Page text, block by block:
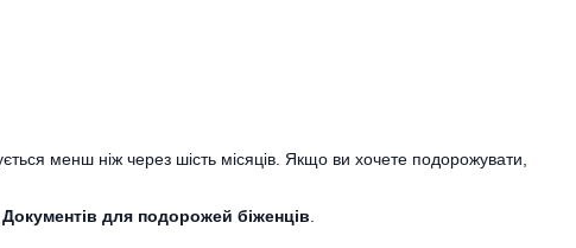
менш ніж через шість місяців. Якщо ви хочете подорожувати,
для подорожей біженців.